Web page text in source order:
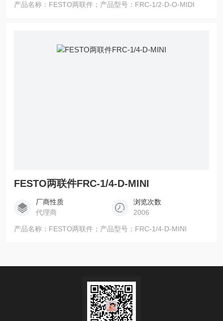
产品名称：FESTO两联件；产品型号：FRC-1/2-D-O-MIDI
FESTO两联件FRC-1/4-D-MINI
厂商性质
代理商
浏览次数
2006
产品名称：FESTO两联件；产品型号：FRC-1/4-D-MINI